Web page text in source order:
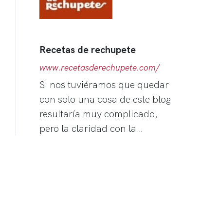
Recetas de rechupete
www.recetasderechupete.com/
Si nos tuviéramos que quedar
con solo una cosa de este blog
resultaría muy complicado,
pero la claridad con la…